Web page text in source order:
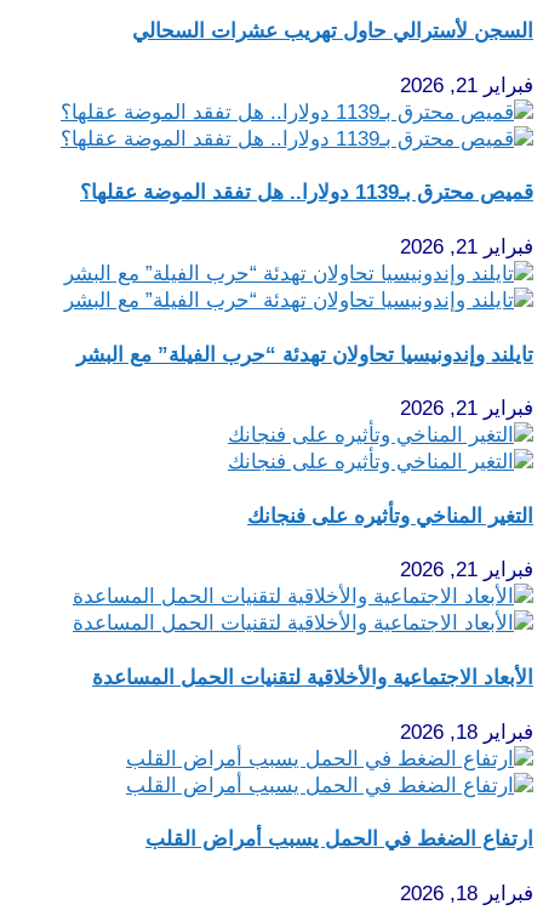
السجن لأسترالي حاول تهريب عشرات السحالي
فبراير 21, 2026
قميص محترق بـ1139 دولارا.. هل تفقد الموضة عقلها؟
فبراير 21, 2026
تايلند وإندونيسيا تحاولان تهدئة “حرب الفيلة” مع البشر
فبراير 21, 2026
التغير المناخي وتأثيره على فنجانك
فبراير 21, 2026
الأبعاد الاجتماعية والأخلاقية لتقنيات الحمل المساعدة
فبراير 18, 2026
ارتفاع الضغط في الحمل يسبب أمراض القلب
فبراير 18, 2026